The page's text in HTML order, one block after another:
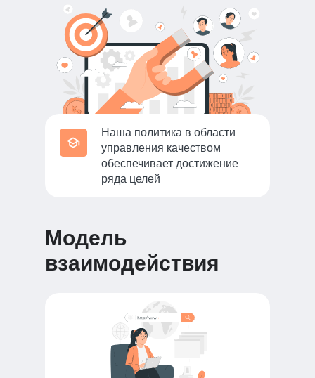
Наша политика в области
управления качеством
обеспечивает достижение
ряда целей
Модель
взаимодействия